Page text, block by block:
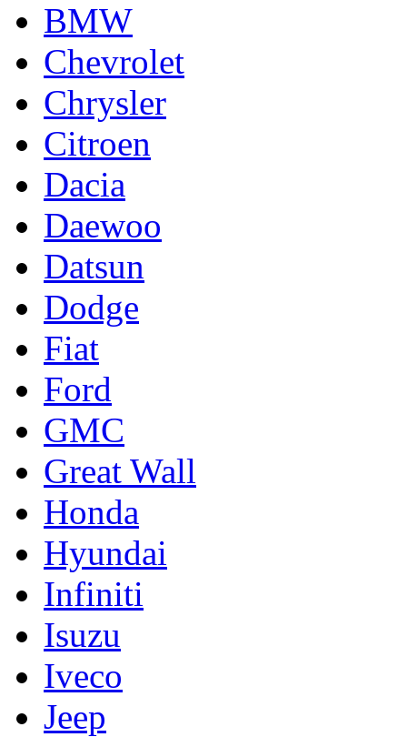
BMW
Chevrolet
Chrysler
Citroen
Dacia
Daewoo
Datsun
Dodge
Fiat
Ford
GMC
Great Wall
Honda
Hyundai
Infiniti
Isuzu
Iveco
Jeep